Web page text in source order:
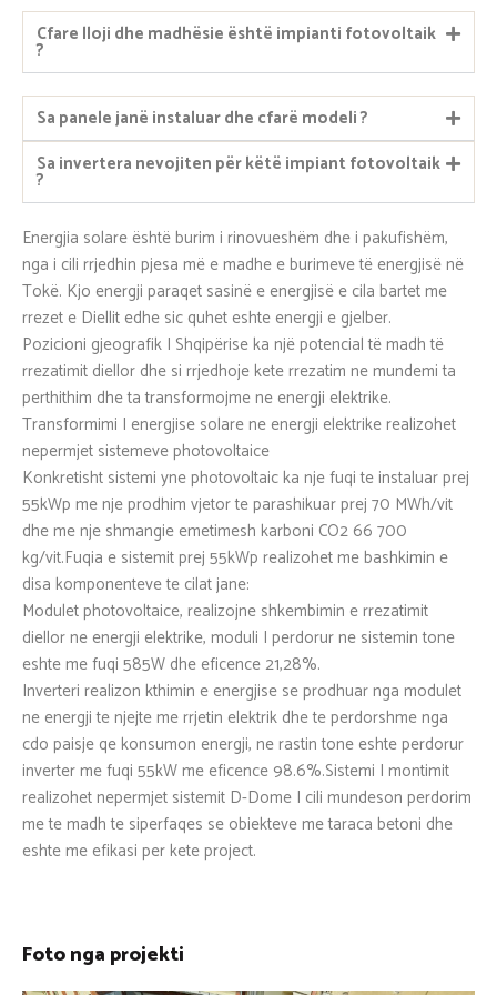
Cfare lloji dhe madhësie është impianti fotovoltaik
?
Sa panele janë instaluar dhe cfarë modeli ?
Sa invertera nevojiten për këtë impiant fotovoltaik
?
Energjia solare është burim i rinovueshëm dhe i pakufishëm,
nga i cili rrjedhin pjesa më e madhe e burimeve të energjisë në
Tokë. Kjo energji paraqet sasinë e energjisë e cila bartet me
rrezet e Diellit edhe sic quhet eshte energji e gjelber.
Pozicioni gjeografik I Shqipërise ka një potencial të madh të
rrezatimit diellor dhe si rrjedhoje kete rrezatim ne mundemi ta
perthithim dhe ta transformojme ne energji elektrike.
Transformimi I energjise solare ne energji elektrike realizohet
nepermjet sistemeve photovoltaice
Konkretisht sistemi yne photovoltaic ka nje fuqi te instaluar prej
55kWp me nje prodhim vjetor te parashikuar prej 70 MWh/vit
dhe me nje shmangie emetimesh karboni CO2 66 700
kg/vit.Fuqia e sistemit prej 55kWp realizohet me bashkimin e
disa komponenteve te cilat jane:
Modulet photovoltaice, realizojne shkembimin e rrezatimit
diellor ne energji elektrike, moduli I perdorur ne sistemin tone
eshte me fuqi 585W dhe eficence 21,28%.
Inverteri realizon kthimin e energjise se prodhuar nga modulet
ne energji te njejte me rrjetin elektrik dhe te perdorshme nga
cdo paisje qe konsumon energji, ne rastin tone eshte perdorur
inverter me fuqi 55kW me eficence 98.6%.Sistemi I montimit
realizohet nepermjet sistemit D-Dome I cili mundeson perdorim
me te madh te siperfaqes se obiekteve me taraca betoni dhe
eshte me efikasi per kete project.
Foto nga projekti